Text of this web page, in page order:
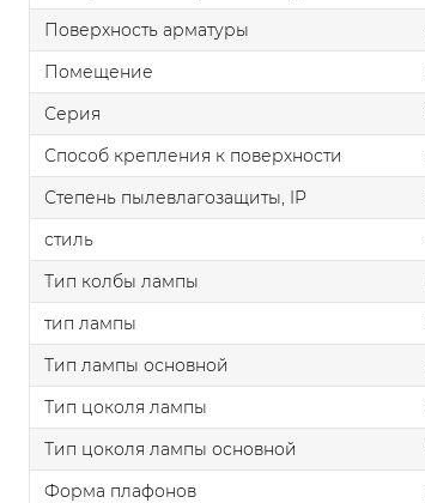
Поверхность арматуры
Помещение
Серия
Способ крепления к поверхности
Степень пылевлагозащиты, IP
стиль
Тип колбы лампы
тип лампы
Тип лампы основной
Тип цоколя лампы
Тип цоколя лампы основной
Форма плафонов